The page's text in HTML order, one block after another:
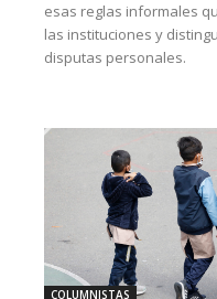
esas reglas informales
las instituciones y
disputas personales.
COLUMNISTAS